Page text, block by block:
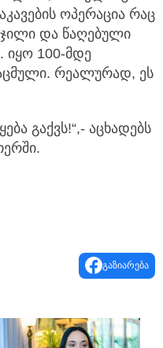
ოპერაცია რაც
და წაღებული
იყო 100-მდე
რეალურად, ეს
გაქვს!“,- აცხადებს
გაზიარება